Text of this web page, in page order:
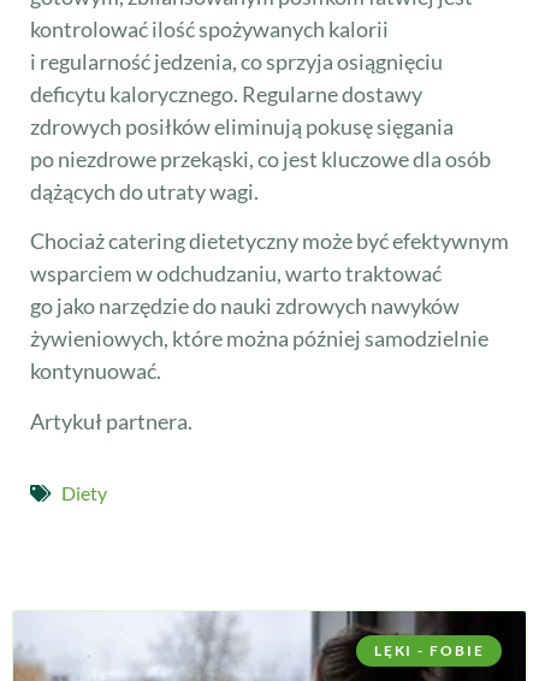
kontrolować ilość spożywanych kalorii
i regularność jedzenia, co sprzyja osiągnięciu
deficytu kalorycznego. Regularne dostawy
zdrowych posiłków eliminują pokusę sięgania
po niezdrowe przekąski, co jest kluczowe dla osób
dążących do utraty wagi.
Chociaż catering dietetyczny może być efektywnym
wsparciem w odchudzaniu, warto traktować
go jako narzędzie do nauki zdrowych nawyków
żywieniowych, które można później samodzielnie
kontynuować.
Artykuł partnera.
Diety
LĘKI - FOBIE